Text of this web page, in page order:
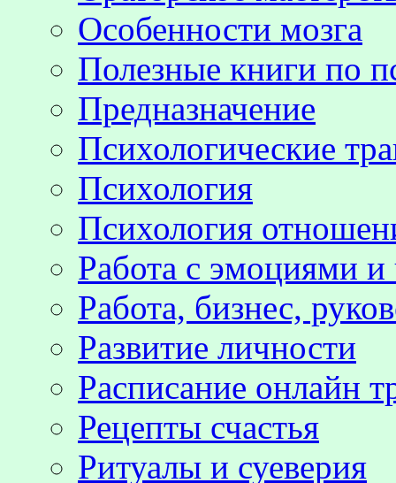
Особенности мозга
Полезные книги по
Предназначение
Психологические
Психология
Психология
Работа с эмоциями и
Работа, бизнес,
Развитие личности
Расписание онлайн
Рецепты счастья
Ритуалы и суеверия